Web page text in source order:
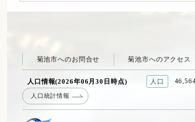
菊池市へのお問合せ 菊池市へのアクセス
人口情報(2026年06月30日時点) 人口
人口統計情報